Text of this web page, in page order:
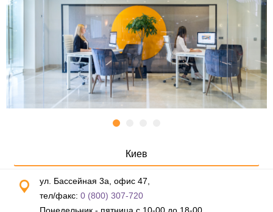
Киев
ул. Бассейная 3а, офис 47,
тел/факс: 0 (800) 307-720